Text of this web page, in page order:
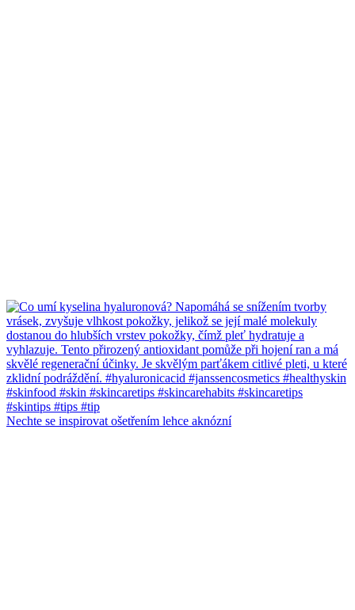
Nechte se inspirovat ošetřením lehce aknózní